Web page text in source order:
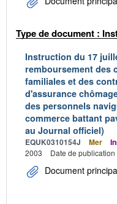
Type de document :
Instruction du 17
remboursement des
familiales et des
d'assurance
des personnels
commerce battant
au Journal officiel)
EQUK0310154J Mer
2003
Date de
Document